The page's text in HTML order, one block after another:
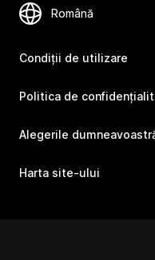
Condiții de utilizare
Politica de
Alegerile
Harta site-ului